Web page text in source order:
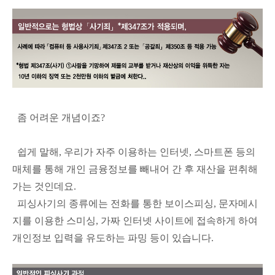
좀 어려운 개념이죠?
쉽게 말해, 우리가 자주 이용하는 인터넷, 스마트폰 등의
매체를 통해 개인 금융정보를 빼내어 간 후 재산을 편취해
가는 것인데요.
피싱사기의 종류에는 전화를 통한 보이스피싱, 문자메시
지를 이용한 스미싱, 가짜 인터넷 사이트에 접속하게 하여
개인정보 입력을 유도하는 파밍 등이 있습니다.